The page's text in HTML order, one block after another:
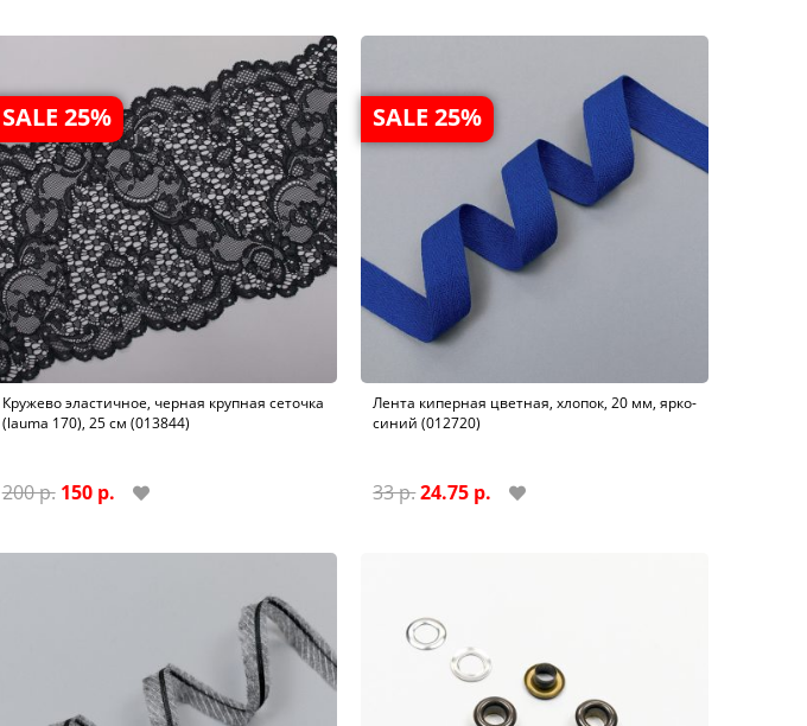
SALE 25%
Кружево эластичное, черная крупная сеточка
(lauma 170), 25 см (013844)
200 р. 150 р.
SALE 25%
Лента киперная цветная, хлопок, 20 мм, ярко-
синий (012720)
33 р.24.75 р.